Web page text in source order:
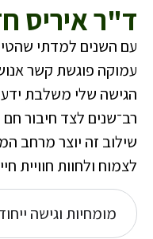
ד"ר איריס
עם השנים למדתי
עמוקה פוגשת קשר
הגישה שלי משלבת ידע
רב־שנים לצד חיבור חם
שילוב זה יוצר מרחב
לצמוח ולחוות חוויית
מומחיות וגישה